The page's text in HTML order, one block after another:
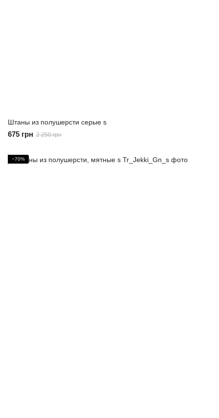
Штаны из полушерсти серые s
675 грн 2 250 грн
−70%